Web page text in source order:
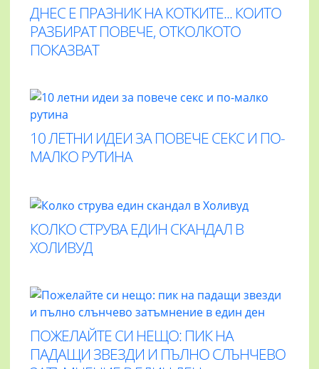
ДНЕС Е ПРАЗНИК НА КОТКИТЕ... КОИТО
РАЗБИРАТ ПОВЕЧЕ, ОТКОЛКОТО
ПОКАЗВАТ
10 ЛЕТНИ ИДЕИ ЗА ПОВЕЧЕ СЕКС И ПО-
МАЛКО РУТИНА
КОЛКО СТРУВА ЕДИН СКАНДАЛ В
ХОЛИВУД
ПОЖЕЛАЙТЕ СИ НЕЩО: ПИК НА
ПАДАЩИ ЗВЕЗДИ И ПЪЛНО СЛЪНЧЕВО